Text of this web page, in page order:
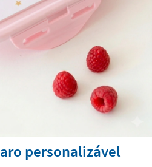
personalizável